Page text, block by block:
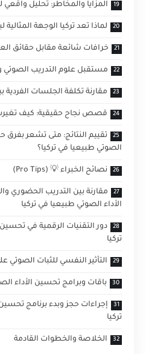
المزايا والمخاطر: تحليل واقعي
لماذا تعد تركيا الوجهة
خرافات شائعة مقابل حقائق
مستقبل علوم التدريب الصوتي
مقارنة تكلفة الجلسات الفردية
قصص نجاح حقيقية: كيف تغيرت
تقييم النتائج: متى تشعر بفرق
الصوتي طبيعيا في تركيا؟
نصائح الخبراء 💡 (Pro Tips)
مقارنة بين التدريب الحضوري
الأداء الصوتي طبيعيا في تركيا
دور التقنيات الرقمية في
تركيا
التأثير النفسي للثبات الصوتي
باقات وبرامج تحسين الأداء
إجراءات حجز وبدء برنامج
تركيا
الخلاصة والخطوات القادمة